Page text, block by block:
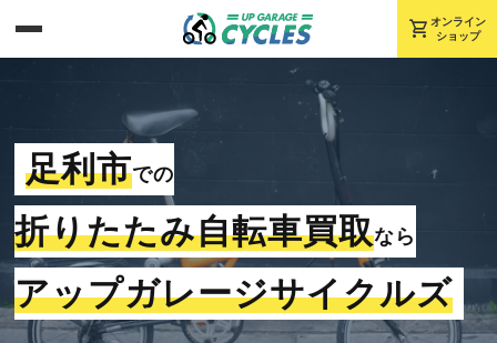
shopping_cart オンライン
ショップ
足利市での
折りたたみ自転車買取なら
アップガレージサイクルズ